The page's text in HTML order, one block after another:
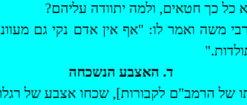
כך חטאים, ולמה יתוודה עליהם?
משה ואמר לו: "אף אין אדם נקי גם
ד. האצבע הנשכחה
של הרמב"ם לקבורות], שכחו אצבע של